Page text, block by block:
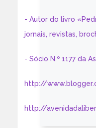
- Autor do livro
jornais, revistas,
- Sócio N.º 1177 da
http://
http://